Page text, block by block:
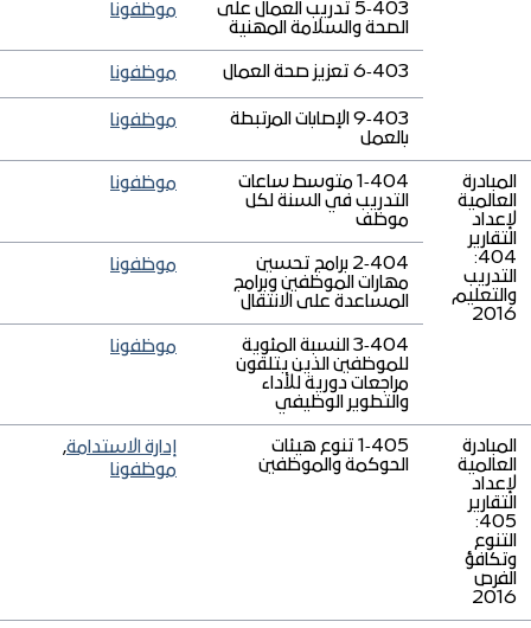
403‑5 تدريب العمال على
الصحة والسلامة المهنية
موظفونا
403‑6 تعزيز صحة العمال
موظفونا
403‑9 الإصابات المرتبطة
بالعمل
موظفونا
المبادرة
العالمية
لإعداد
التقارير
404:
التدريب
والتعليم
2016
404‑1 متوسط ساعات
التدريب في السنة لكل
موظف
موظفونا
404‑2 برامج تحسين
مهارات الموظفين وبرامج
المساعدة على الانتقال
موظفونا
404‑3 النسبة المئوية
للموظفين الذين يتلقون
مراجعات دورية للأداء
والتطوير الوظيفي
موظفونا
المبادرة
العالمية
لإعداد
التقارير
405:
التنوع
وتكافؤ
الفرص
2016
405‑1 تنوع هيئات
الحوكمة والموظفين
إدارة الاستدامة,
موظفونا